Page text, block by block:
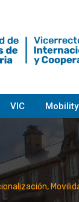
VIC Mobility